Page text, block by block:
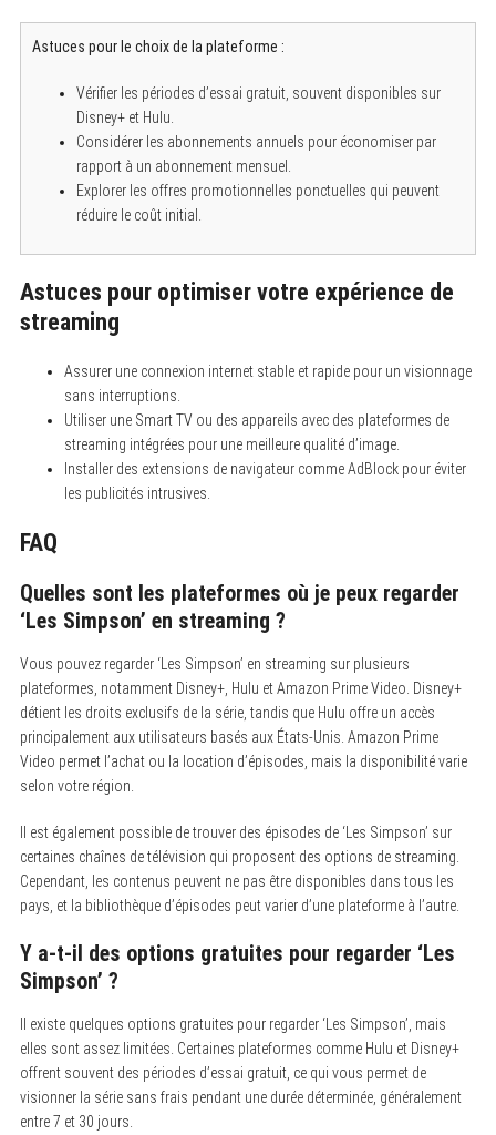
Astuces pour le choix de la plateforme :
Vérifier les périodes d’essai gratuit, souvent disponibles sur
Disney+ et Hulu.
Considérer les abonnements annuels pour économiser par
rapport à un abonnement mensuel.
Explorer les offres promotionnelles ponctuelles qui peuvent
réduire le coût initial.
Astuces pour optimiser votre expérience de
streaming
Assurer une connexion internet stable et rapide pour un visionnage
sans interruptions.
Utiliser une Smart TV ou des appareils avec des plateformes de
streaming intégrées pour une meilleure qualité d’image.
Installer des extensions de navigateur comme AdBlock pour éviter
les publicités intrusives.
FAQ
Quelles sont les plateformes où je peux regarder
‘Les Simpson’ en streaming ?
Vous pouvez regarder ‘Les Simpson’ en streaming sur plusieurs
plateformes, notamment Disney+, Hulu et Amazon Prime Video. Disney+
détient les droits exclusifs de la série, tandis que Hulu offre un accès
principalement aux utilisateurs basés aux États-Unis. Amazon Prime
Video permet l’achat ou la location d’épisodes, mais la disponibilité varie
selon votre région.
Il est également possible de trouver des épisodes de ‘Les Simpson’ sur
certaines chaînes de télévision qui proposent des options de streaming.
Cependant, les contenus peuvent ne pas être disponibles dans tous les
pays, et la bibliothèque d’épisodes peut varier d’une plateforme à l’autre.
Y a-t-il des options gratuites pour regarder ‘Les
Simpson’ ?
Il existe quelques options gratuites pour regarder ‘Les Simpson’, mais
elles sont assez limitées. Certaines plateformes comme Hulu et Disney+
offrent souvent des périodes d’essai gratuit, ce qui vous permet de
visionner la série sans frais pendant une durée déterminée, généralement
entre 7 et 30 jours.
S
a
o
r